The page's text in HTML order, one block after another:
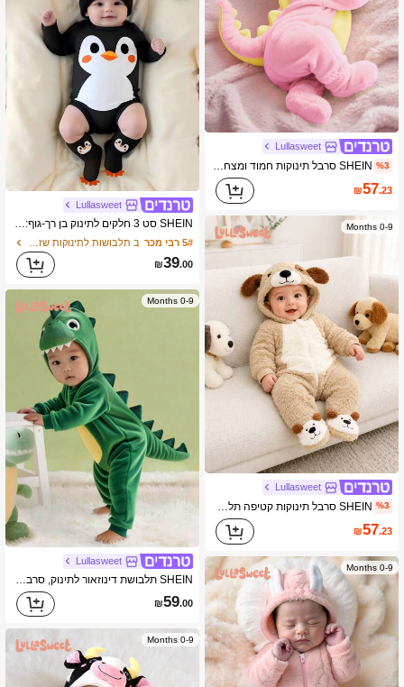
Lullasweet
%3 SHEIN סרבל תינוקות חמוד ומצחיק בצורת דינוזאור תלת מימדי עם שרוולים ארוכים ומכנסיים
₪57.23
0-9 Months
Lullasweet
%3 SHEIN סרבל תינוקות קטיפה תלת-ממדית עם שרוולים ארוכים וברדס לתינוק עם רגליים
₪57.23
0-9 Months
Lullasweet
5# רבי מכר
₪39.00
0-9 Months
Lullasweet
SHEIN תלבושת דינוזאור לתינוק, סרבל חמוד עם שרוולים ארוכים מבד קטיפה ועם סט כובע דינוזאור רקום בתלת מימד
₪59.00
0-9 Months